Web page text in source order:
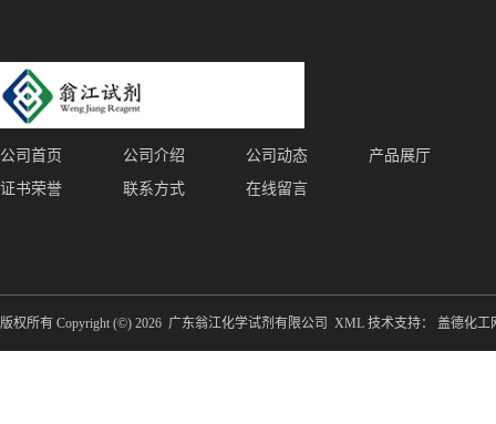
公司首页 公司介绍 公司动态
产品展厅
证书荣誉
联系方式 在线留言
版权所有 Copyright (©) 2026 广东翁江化学试剂有限公司 XML 技术支持： 盖德化工